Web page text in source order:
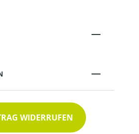
WIDERRUFEN